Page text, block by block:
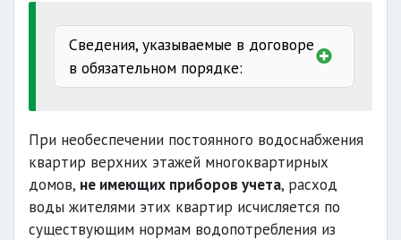
Сведения, указываемые в договоре
в обязательном порядке:
качеству
При необеспечении постоянного водоснабжения
квартир верхних этажей многоквартирных
домов, не имеющих приборов учета, расход
воды жителями этих квартир исчисляется по
существующим нормам водопотребления из